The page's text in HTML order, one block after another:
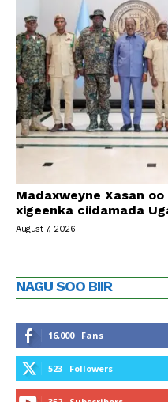
Madaxweyne Xasan
xigeenka ciidamada
August 7, 2026
NAGU SOO BIIR
16,000 Fans
523 Followers